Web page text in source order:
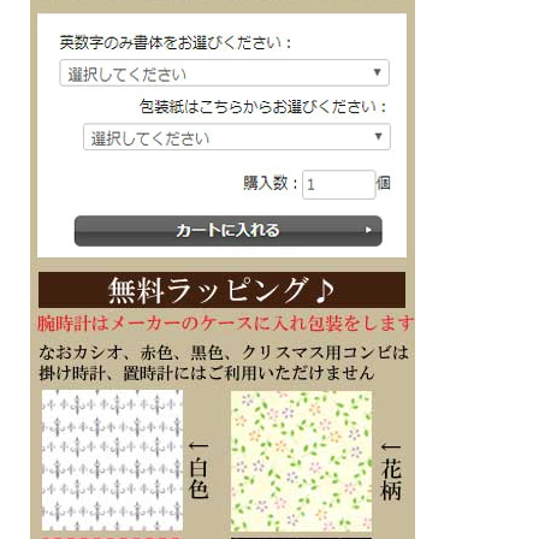
大人のためのドレスウオッチ、シチズン エクシード CITIZEN EXCEED
AR4004-71D 光発電 エコ・ドライブ ソーラー腕時計
日本製
6mmの薄型ケースと年差±10秒の高精度、唯一無二の存在感を放つ、エレガントな
モデル
オールローマ数字のインデックスと多列のメタルバンドがエレガントな表情を演出
します
ライトシルバー色×ピンクゴールド色のコンビモデルは文字板に白蝶貝を使い、ひ
ときわ華やかに仕上げています
ケース素材：スーパーチタニウム
ケース表面処理：デュラテクトプラチナ・ピンク(ライトシルバー色・ピンクゴー
ルド色)